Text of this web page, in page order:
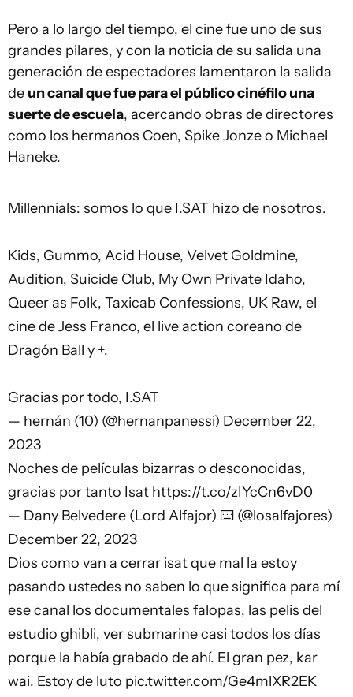
Pero a lo largo del tiempo, el cine fue uno de sus
grandes pilares, y con la noticia de su salida una
generación de espectadores lamentaron la salida
de un canal que fue para el público cinéfilo una
suerte de escuela, acercando obras de directores
como los hermanos Coen, Spike Jonze o Michael
Haneke.
Millennials: somos lo que I.SAT hizo de nosotros.
Kids, Gummo, Acid House, Velvet Goldmine,
Audition, Suicide Club, My Own Private Idaho,
Queer as Folk, Taxicab Confessions, UK Raw, el
cine de Jess Franco, el live action coreano de
Dragón Ball y +.
Gracias por todo, I.SAT
— hernán (10) (@hernanpanessi) December 22,
2023
Noches de películas bizarras o desconocidas,
gracias por tanto Isat https://t.co/zIYcCn6vD0
— Dany Belvedere (Lord Alfajor) ⌨️ (@losalfajores)
December 22, 2023
Dios como van a cerrar isat que mal la estoy
pasando ustedes no saben lo que significa para mí
ese canal los documentales falopas, las pelis del
estudio ghibli, ver submarine casi todos los días
porque la había grabado de ahí. El gran pez, kar
wai. Estoy de luto pic.twitter.com/Ge4mlXR2EK